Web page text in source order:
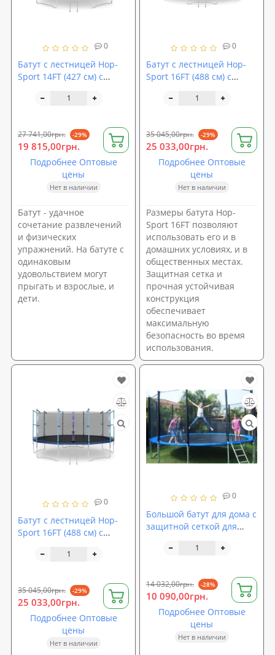
0
Батут с лестницей Hop-
Sport 14FT (427 см) с
27 741,00грн. -29%
19 815,00грн.
Подробнее Оптовые
цены
Нет в наличии
Батут - удачное
сочетание развлечений
и физических
упражнений. На батуте с
одинаковым
удовольствием могут
прыгать и взрослые, и
дети.
0
Батут с лестницей Hop-
Sport 16FT (488 см) с
35 045,00грн. -29%
25 033,00грн.
Подробнее Оптовые
цены
Нет в наличии
Размеры батута Hop-
Sport 16FT позволяют
использовать его и в
домашних условиях, и в
общественных местах.
Защитная сетка и
прочная устойчивая
конструкция
обеспечивает
максимальную
безопасность во время
использования.
0
Батут с лестницей Hop-
Sport 16FT (488 см) с
35 045,00грн. -29%
25 033,00грн.
Подробнее Оптовые
цены
Нет в наличии
0
Большой батут для дома с
защитной сеткой для
профессиональный
14 032,00грн. -28%
10 090,00грн.
Подробнее Оптовые
цены
Нет в наличии